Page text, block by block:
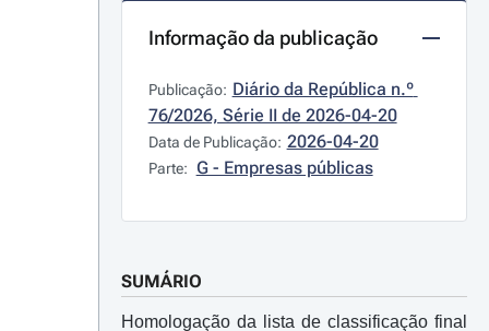
Informação da publicação
Publicação: Diário da República n.º
76/2026, Série II de 2026-04-20
Data de Publicação: 2026-04-20
Parte: G - Empresas públicas
SUMÁRIO
Homologação da lista de classificação final